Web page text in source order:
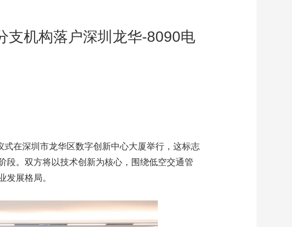
支机构落户深圳龙华-8090电
在深圳市龙华区数字创新中心大厦举行，这标志
段。双方将以技术创新为核心，围绕低空交通管
发展格局。